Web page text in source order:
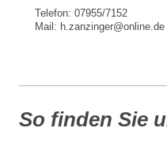
Telefon: 07955/7152
Mail: h.zanzinger@online.de
So finden Sie